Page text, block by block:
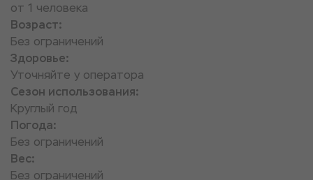
от 1 человека
Возраст:
Без ограничений
Здоровье:
Уточняйте у оператора
Сезон использования:
Круглый год
Погода:
Без ограничений
Вес:
Без ограничений